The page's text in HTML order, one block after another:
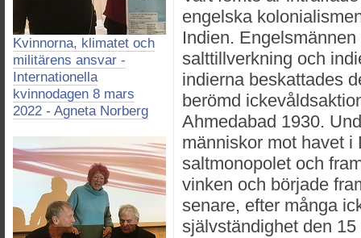
Kvinnorna, klimatet och
militärens ansvar -
Internationella
kvinnodagen 8 mars
2022 - Agneta Norberg
engelska
Indien.
salttillverkning och
indierna beskattades
berömd
Ahmedabad 1930.
människor mot havet i
saltmonopolet och
vinken och började
senare, efter många
självständighet den